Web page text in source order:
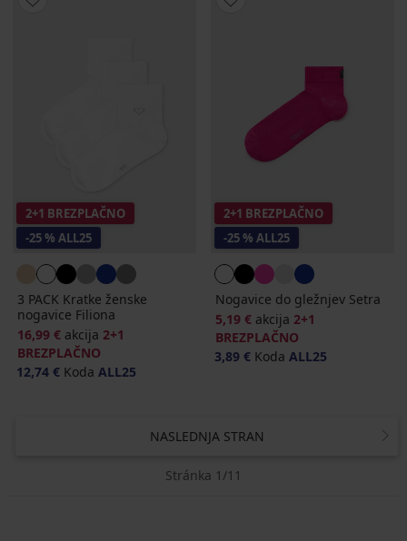
2+1 BREZPLAČNO
-25 % ALL25
3 PACK Kratke ženske
nogavice Filiona
16,99 € akcija 2+1
BREZPLAČNO
12,74 € Koda ALL25
2+1 BREZPLAČNO
-25 % ALL25
Nogavice do gležnjev Setra
5,19 € akcija 2+1
BREZPLAČNO
3,89 € Koda ALL25
NASLEDNJA STRAN
Stránka 1/11